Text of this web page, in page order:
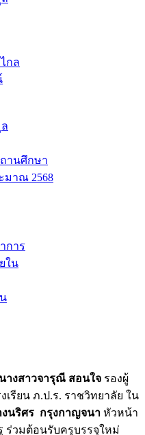
กล
านศึกษา
มาณ 2568
การ
ใน
นางสาวจารุณี สอนใจ รองผู้
รียน ภ.ป.ร. ราชวิทยาลัย ใน
งนริศร กรุงกาญจนา หัวหน้า
วมต้อนรับครูบรรจุใหม่